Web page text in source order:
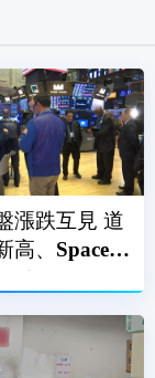
漲跌互見 道
高、SpaceX
％